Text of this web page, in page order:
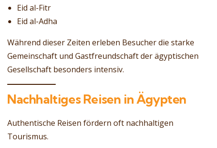
Eid al-Fitr
Eid al-Adha
Während dieser Zeiten erleben Besucher die starke
Gemeinschaft und Gastfreundschaft der ägyptischen
Gesellschaft besonders intensiv.
Nachhaltiges Reisen in Ägypten
Authentische Reisen fördern oft nachhaltigen
Tourismus.